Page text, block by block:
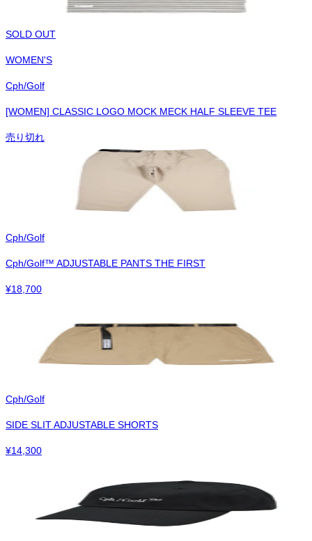
SOLD OUT
WOMEN'S
Cph/Golf
[WOMEN] CLASSIC LOGO MOCK MECK HALF SLEEVE TEE
売り切れ
Cph/Golf
Cph/Golf™︎ ADJUSTABLE PANTS THE FIRST
¥18,700
Cph/Golf
SIDE SLIT ADJUSTABLE SHORTS
¥14,300